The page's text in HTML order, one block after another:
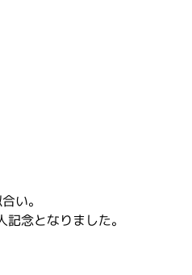
い。
念となりました。